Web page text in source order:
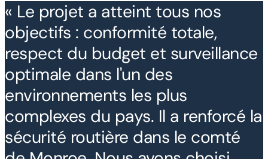
« Le projet a atteint tous nos
objectifs : conformité totale,
respect du budget et surveillance
optimale dans l'un des
environnements les plus
complexes du pays. Il a renforcé la
sécurité routière dans le comté